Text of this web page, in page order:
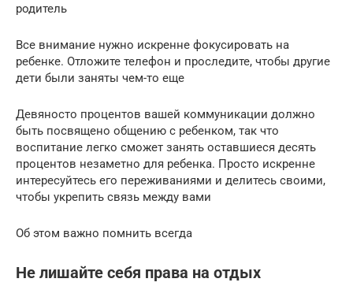
родитель
Все внимание нужно искренне фокусировать на
ребенке. Отложите телефон и проследите, чтобы другие
дети были заняты чем-то еще
Девяносто процентов вашей коммуникации должно
быть посвящено общению с ребенком, так что
воспитание легко сможет занять оставшиеся десять
процентов незаметно для ребенка. Просто искренне
интересуйтесь его переживаниями и делитесь своими,
чтобы укрепить связь между вами
Об этом важно помнить всегда
Не лишайте себя права на отдых